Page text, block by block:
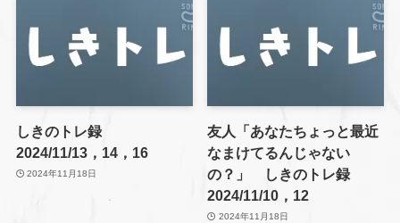
しきのトレ録
2024/11/13，14，16
2024年11月18日
友人「あなたちょっと最近
なまけてるんじゃない
の？」 しきのトレ録
2024/11/10，12
2024年11月18日